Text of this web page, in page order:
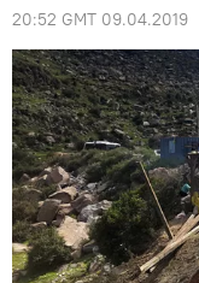
20:52 GMT 09.04.2019